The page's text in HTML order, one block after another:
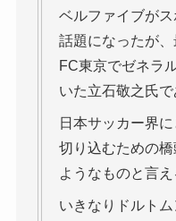
ベルファイブが
話題になったが
FC東京でゼネラ
いた立石敬之氏で
日本サッカー界
切り込むための
ようなものと言え
いきなりドルト